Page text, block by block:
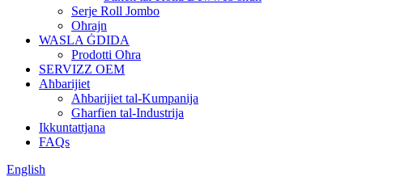
Serje Roll Jombo
Oħrajn
WASLA ĠDIDA
Prodotti Oħra
SERVIZZ OEM
Aħbarijiet
Aħbarijiet tal-Kumpanija
Għarfien tal-Industrija
Ikkuntattjana
FAQs
English